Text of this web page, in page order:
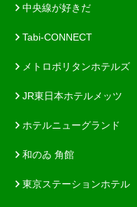
中央線が好きだ
Tabi-CONNECT
メトロポリタンホテルズ
JR東日本ホテルメッツ
ホテルニューグランド
和のゐ 角館
東京ステーションホテル